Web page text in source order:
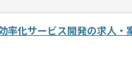
率化サービス開発の求人・